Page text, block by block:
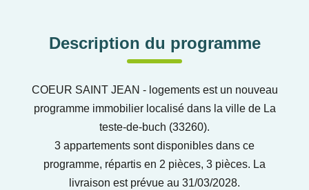
Description du programme
COEUR SAINT JEAN - logements est un nouveau
programme immobilier localisé dans la ville de La
teste-de-buch (33260).
3 appartements sont disponibles dans ce
programme, répartis en 2 pièces, 3 pièces. La
livraison est prévue au 31/03/2028.